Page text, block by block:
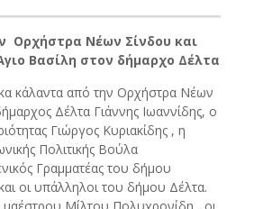
Ορχήστρα Νέων Σίνδου και
Βασίλη στον δήμαρχο Δέλτα
κάλαντα από την Ορχήστρα Νέων
Δέλτα Γιάννης Ιωαννίδης, ο
Γιώργος Κυριακίδης , η
Πολιτικής Βούλα
Γραμματέας του δήμου
οι υπάλληλοι του δήμου Δέλτα.